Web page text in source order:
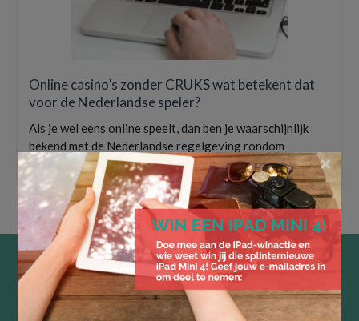
Online casino’s zonder CRUKS wat betekent dat
voor de Nederlandse speler?
Als je wel eens online speelt, dan ben je waarschijnlijk
bekend met de Nederlandse regelgeving rondom
kansspelen. Sinds de invoering …Lees Meer ×